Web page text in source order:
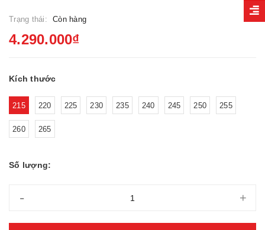
Trạng thái: Còn hàng
4.290.000₫
Kích thước
215 220 225 230 235 240 245 250 255
260 265
Số lượng:
- +